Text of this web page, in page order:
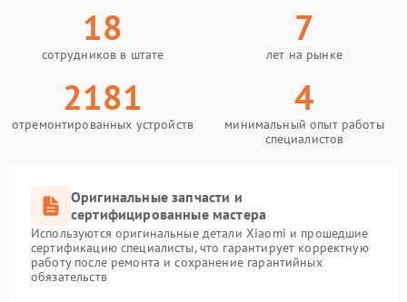
18
сотрудников в штате
7
лет на рынке
2181
отремонтированных устройств
4
минимальный опыт работы
специалистов
Оригинальные запчасти и
сертифицированные мастера
Используются оригинальные детали Xiaomi и прошедшие
сертификацию специалисты, что гарантирует корректную
работу после ремонта и сохранение гарантийных
обязательств